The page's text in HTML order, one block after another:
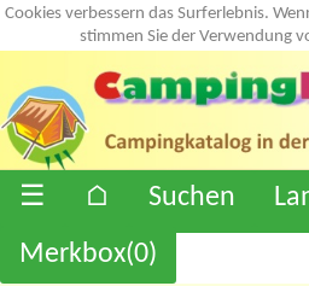
Cookies verbessern das Surferlebnis.
stimmen Sie der Verwendung
☰ ⌂ Suchen
Merkbox(0)